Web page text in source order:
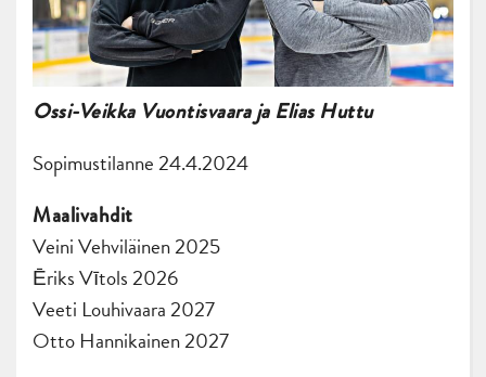
Ossi-Veikka Vuontisvaara ja Elias Huttu
Sopimustilanne 24.4.2024
Maalivahdit
Veini Vehviläinen 2025
Ēriks Vītols 2026
Veeti Louhivaara 2027
Otto Hannikainen 2027